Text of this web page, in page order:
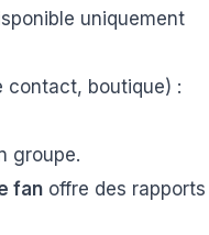
uniquement
contact, boutique) :
groupe.
fan offre des rapports